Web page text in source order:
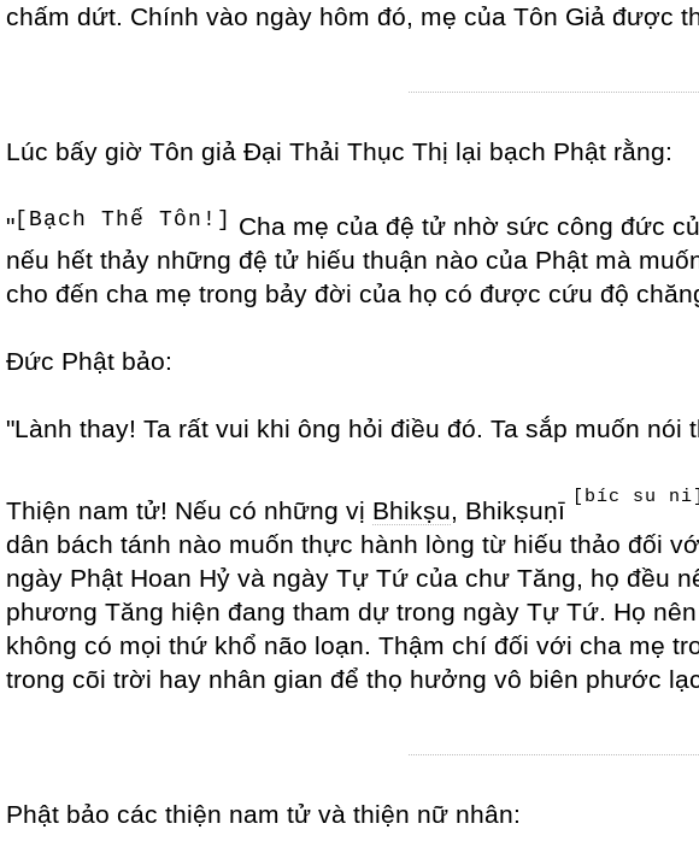
chấm dứt. Chính vào ngày hôm đó, mẹ của Tôn Giả được
Lúc bấy giờ Tôn giả Đại Thải Thục Thị lại bạch Phật rằng:
" [Bạch Thế Tôn!]
Cha mẹ của đệ tử nhờ sức công đức
nếu hết thảy những đệ tử hiếu thuận nào của Phật mà
cho đến cha mẹ trong bảy đời của họ có được cứu độ
Đức Phật bảo:
"Lành thay! Ta rất vui khi ông hỏi điều đó. Ta sắp muốn nói
Thiện nam tử! Nếu có những vị Bhikṣu, Bhikṣuṇī [bíc su ni]
dân bách tánh nào muốn thực hành lòng từ hiếu thảo đối
ngày Phật Hoan Hỷ và ngày Tự Tứ của chư Tăng, họ đều
phương Tăng hiện đang tham dự trong ngày Tự Tứ. Họ
không có mọi thứ khổ não loạn. Thậm chí đối với cha mẹ
trong cõi trời hay nhân gian để thọ hưởng vô biên phước
Phật bảo các thiện nam tử và thiện nữ nhân: